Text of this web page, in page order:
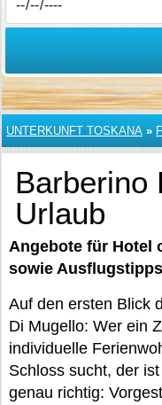
UNTERKUNFT TOSKANA »
Barberino
Urlaub
Angebote für Hotel
sowie
Auf den ersten Blick
Di Mugello: Wer ein
individuelle
Schloss sucht, der
genau richtig: